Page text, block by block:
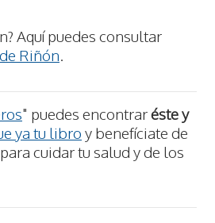
Aquí puedes consultar
Riñón.
" puedes encontraréste y
ya tu libro y benefíciate de
cuidar tu salud y de los